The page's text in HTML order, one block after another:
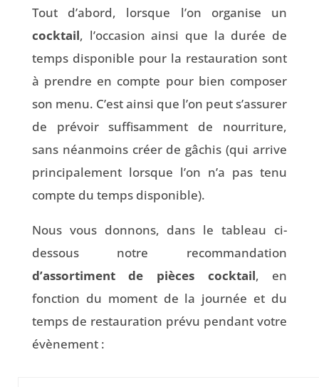
Tout d’abord, lorsque l’on organise un
cocktail, l’occasion ainsi que la durée de
temps disponible pour la restauration sont
à prendre en compte pour bien composer
son menu. C’est ainsi que l’on peut s’assurer
de prévoir suffisamment de nourriture,
sans néanmoins créer de gâchis (qui arrive
principalement lorsque l’on n’a pas tenu
compte du temps disponible).
Nous vous donnons, dans le tableau ci-
dessous notre recommandation
d’assortiment de pièces cocktail, en
fonction du moment de la journée et du
temps de restauration prévu pendant votre
évènement :